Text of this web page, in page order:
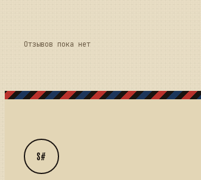
Отзывов пока нет
S#